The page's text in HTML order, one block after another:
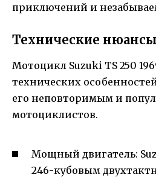
приключений и
Технические нюансы
Мотоцикл Suzuki TS 250
технических
его неповторимым и
мотоциклистов.
Мощный двигатель:
246-кубовым